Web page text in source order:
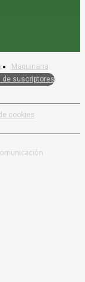
cookies
Maquinaria
de suscriptores